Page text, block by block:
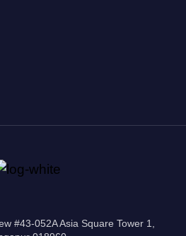
#43-052A Asia Square Tower 1,